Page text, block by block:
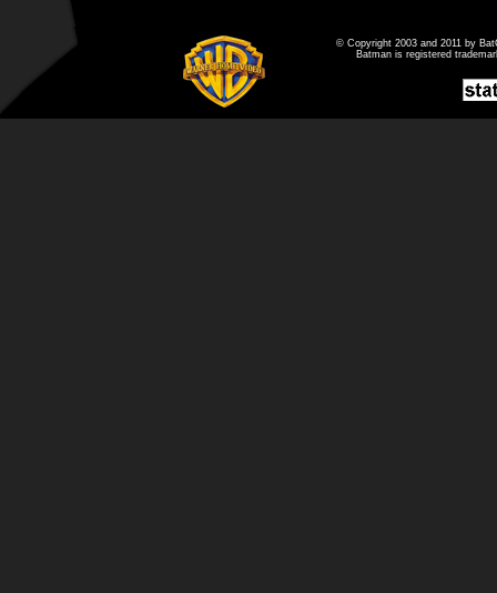
© Copyright 2003 and 2011 by
Batman is registered